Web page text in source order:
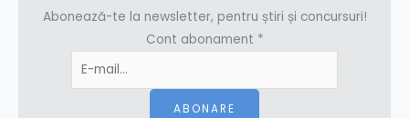
Abonează-te la newsletter, pentru știri și concursuri!
Cont abonament *
ABONARE